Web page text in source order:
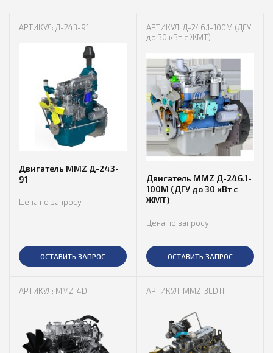
АРТИКУЛ: Д-243-91
Двигатель MMZ Д-243-
91
Цена по запросу
ОСТАВИТЬ ЗАПРОС
АРТИКУЛ: Д-246.1-100М (ДГУ
до 30 кВт с ЖМТ)
Двигатель MMZ Д-246.1-
100М (ДГУ до 30 кВт с
ЖМТ)
Цена по запросу
ОСТАВИТЬ ЗАПРОС
АРТИКУЛ: MMZ-4D АРТИКУЛ: MMZ-3LDTI